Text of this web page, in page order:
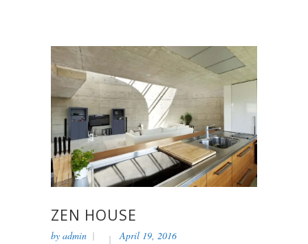
ZEN HOUSE
by admin April 19, 2016